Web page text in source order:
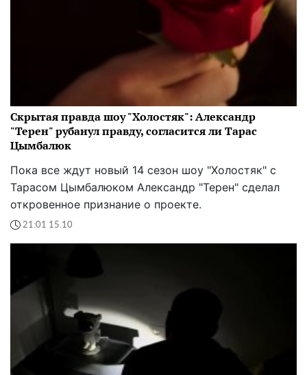
Скрытая правда шоу "Холостяк": Александр
"Терен" рубанул правду, согласится ли Тарас
Цымбалюк
Пока все ждут новый 14 сезон шоу "Холостяк" с
Тарасом Цымбалюком Александр "Терен" сделал
откровенное признание о проекте.
21:01 15.10